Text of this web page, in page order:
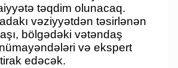
təqdim olunacaq.
vəziyyətdən təsirlənən
bölgədəki vətəndaş
və ekspert
edəcək.